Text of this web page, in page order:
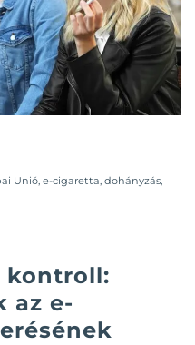
Unió, e-cigaretta, dohányzás,
kontroll:
az e-